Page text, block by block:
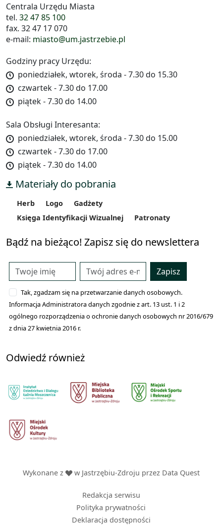
Centrala Urzędu Miasta
tel. 32 47 85 100
fax. 32 47 17 070
e-mail: miasto@um.jastrzebie.pl
Godziny pracy Urzędu:
poniedziałek, wtorek, środa - 7.30 do 15.30
czwartek - 7.30 do 17.00
piątek - 7.30 do 14.00
Sala Obsługi Interesanta:
poniedziałek, wtorek, środa - 7.30 do 15.00
czwartek - 7.30 do 17.00
piątek - 7.30 do 14.00
Materiały do pobrania
Herb Logo
Gadżety
Księga Identyfikacji Wizualnej
Patronaty
Bądź na bieżąco! Zapisz się do newslettera
Zapisz
Tak, zgadzam się na przetwarzanie danych osobowych.
Informacja Administratora danych zgodnie z art. 13 ust. 1 i 2
ogólnego rozporządzenia o ochronie danych osobowych nr 2016/679
z dnia 27 kwietnia 2016 r.
Odwiedź również
Wykonane z w Jastrzębiu-Zdroju przez Data Quest
Redakcja serwisu
Polityka prywatności
Deklaracja dostępności